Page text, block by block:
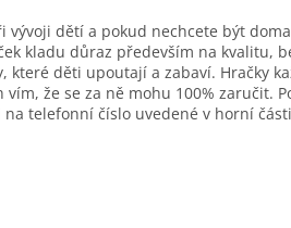
dětí a pokud nechcete být
kladu důraz především na kvalitu,
které děti upoutají a zabaví. Hračky
vím, že se za ně mohu 100% zaručit.
telefonní číslo uvedené v horní